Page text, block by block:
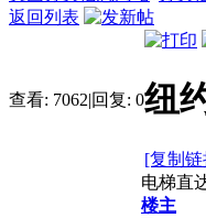
返回列表
查看: 7062|回复: 0纽
[复制
电梯直
楼主